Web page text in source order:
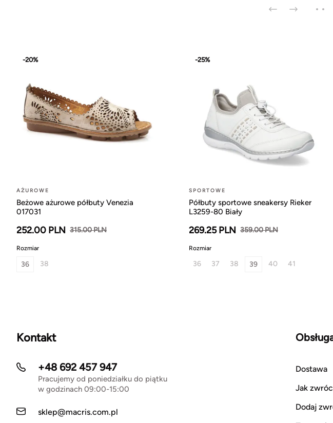
-20%
AŻUROWE
Beżowe ażurowe półbuty Venezia
017031
252.00 PLN 315.00 PLN
Rozmiar
36 38
-25%
SPORTOWE
Półbuty sportowe sneakersy Rieker
L3259-80 Biały
269.25 PLN 359.00 PLN
Rozmiar
36 37 38 39 40 41
Kontakt
+48 692 457 947
Pracujemy od poniedziałku do piątku
w godzinach 09:00-15:00
sklep@macris.com.pl
Dostawa
Jak
Dodaj